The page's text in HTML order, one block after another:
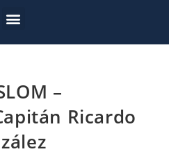
–
Ricardo